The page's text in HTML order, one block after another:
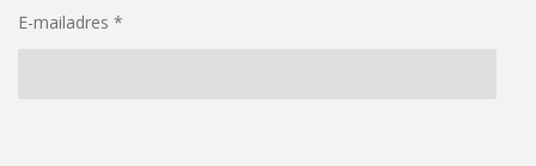
m
E-mailadres *